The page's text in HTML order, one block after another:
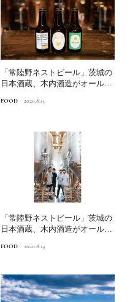
「常陸野ネストビール」茨城の
日本酒蔵、木内酒造がオール地
FOOD 2020.8.15
「常陸野ネストビール」茨城の
日本酒蔵、木内酒造がオール地
FOOD 2020.8.14